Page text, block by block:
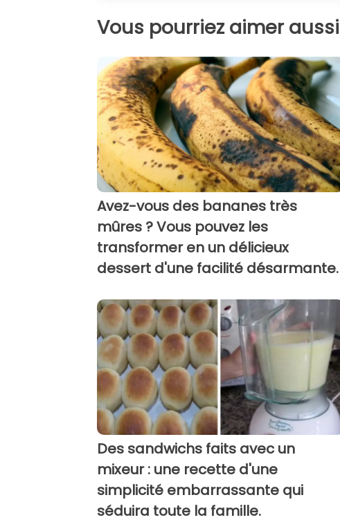
Vous pourriez aimer aussi
Avez-vous des bananes très
mûres ? Vous pouvez les
transformer en un délicieux
dessert d'une facilité désarmante.
Des sandwichs faits avec un
mixeur : une recette d'une
simplicité embarrassante qui
séduira toute la famille.